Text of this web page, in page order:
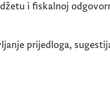
i fiskalnoj
prijedloga,